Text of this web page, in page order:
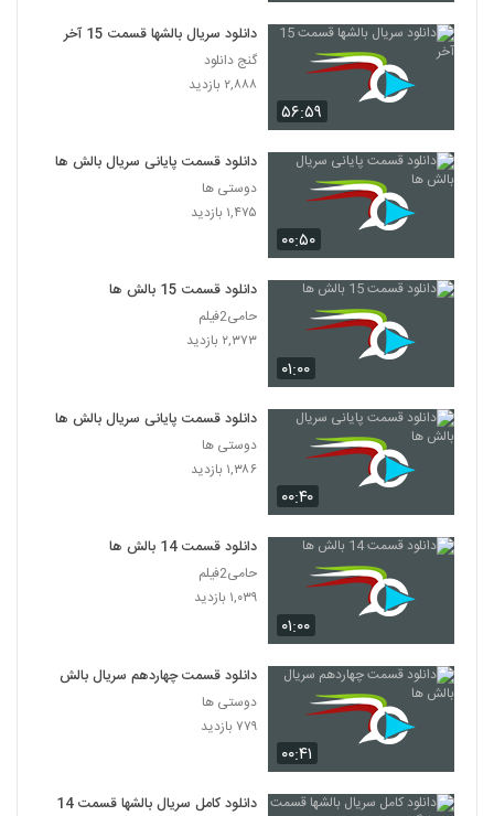
۵۶:۵۹
دانلود سریال بالشها قسمت 15 آخر
گنج دانلود
۲,۸۸۸ بازدید
۰۰:۵۰
دانلود قسمت پایانی سریال بالش ها
دوستی ها
۱,۴۷۵ بازدید
۰۱:۰۰
دانلود قسمت 15 بالش ها
حامی2فیلم
۲,۳۷۳ بازدید
۰۰:۴۰
دانلود قسمت پایانی سریال بالش ها
دوستی ها
۱,۳۸۶ بازدید
۰۱:۰۰
دانلود قسمت 14 بالش ها
حامی2فیلم
۱,۰۳۹ بازدید
۰۰:۴۱
دانلود قسمت چهاردهم سریال بالش ها
دوستی ها
۷۷۹ بازدید
دانلود کامل سریال بالشها قسمت 14